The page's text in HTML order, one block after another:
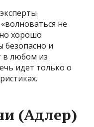
не
хорошо
безопасно и
в любом из
идет только о
(Адлер)